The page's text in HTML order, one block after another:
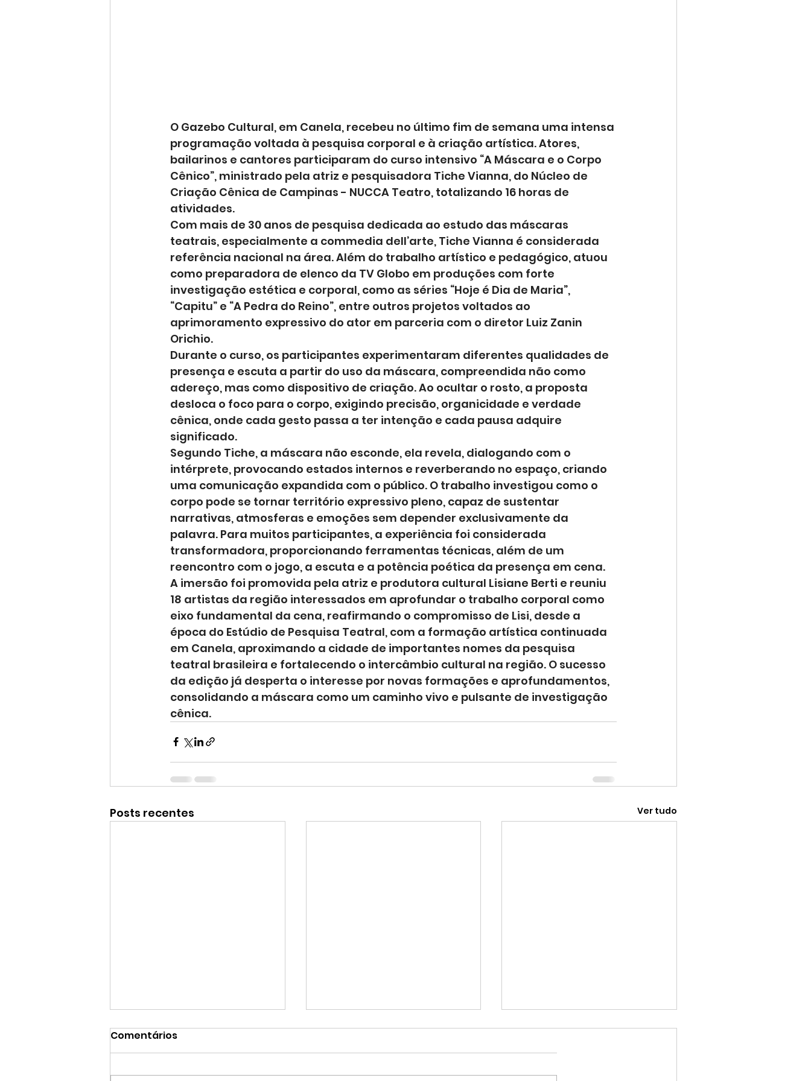
O Gazebo Cultural, em Canela, recebeu no último fim de semana uma intensa
programação voltada à pesquisa corporal e à criação artística. Atores,
bailarinos e cantores participaram do curso intensivo “A Máscara e o Corpo
Cênico”, ministrado pela atriz e pesquisadora Tiche Vianna, do Núcleo de
Criação Cênica de Campinas - NUCCA Teatro, totalizando 16 horas de
atividades.
Com mais de 30 anos de pesquisa dedicada ao estudo das máscaras
teatrais, especialmente a commedia dell’arte, Tiche Vianna é considerada
referência nacional na área. Além do trabalho artístico e pedagógico, atuou
como preparadora de elenco da TV Globo em produções com forte
investigação estética e corporal, como as séries “Hoje é Dia de Maria”,
“Capitu” e “A Pedra do Reino”, entre outros projetos voltados ao
aprimoramento expressivo do ator em parceria com o diretor Luiz Zanin
Orichio.
Durante o curso, os participantes experimentaram diferentes qualidades de
presença e escuta a partir do uso da máscara, compreendida não como
adereço, mas como dispositivo de criação. Ao ocultar o rosto, a proposta
desloca o foco para o corpo, exigindo precisão, organicidade e verdade
cênica, onde cada gesto passa a ter intenção e cada pausa adquire
significado.
Segundo Tiche, a máscara não esconde, ela revela, dialogando com o
intérprete, provocando estados internos e reverberando no espaço, criando
uma comunicação expandida com o público. O trabalho investigou como o
corpo pode se tornar território expressivo pleno, capaz de sustentar
narrativas, atmosferas e emoções sem depender exclusivamente da
palavra. Para muitos participantes, a experiência foi considerada
transformadora, proporcionando ferramentas técnicas, além de um
reencontro com o jogo, a escuta e a potência poética da presença em cena.
A imersão foi promovida pela atriz e produtora cultural Lisiane Berti e reuniu
18 artistas da região interessados em aprofundar o trabalho corporal como
eixo fundamental da cena, reafirmando o compromisso de Lisi, desde a
época do Estúdio de Pesquisa Teatral, com a formação artística continuada
em Canela, aproximando a cidade de importantes nomes da pesquisa
teatral brasileira e fortalecendo o intercâmbio cultural na região. O sucesso
da edição já desperta o interesse por novas formações e aprofundamentos,
consolidando a máscara como um caminho vivo e pulsante de investigação
cênica.
Posts recentes Ver tudo
Comentários